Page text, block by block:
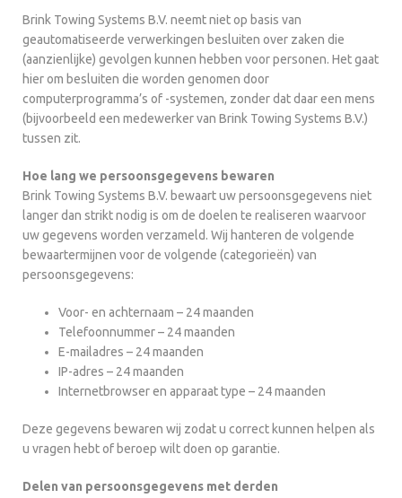
Brink Towing Systems B.V. neemt niet op basis van
geautomatiseerde verwerkingen besluiten over zaken die
(aanzienlijke) gevolgen kunnen hebben voor personen. Het gaat
hier om besluiten die worden genomen door
computerprogramma’s of -systemen, zonder dat daar een mens
(bijvoorbeeld een medewerker van Brink Towing Systems B.V.)
tussen zit.
Hoe lang we persoonsgegevens bewaren
Brink Towing Systems B.V. bewaart uw persoonsgegevens niet
langer dan strikt nodig is om de doelen te realiseren waarvoor
uw gegevens worden verzameld. Wij hanteren de volgende
bewaartermijnen voor de volgende (categorieën) van
persoonsgegevens:
Voor- en achternaam – 24 maanden
Telefoonnummer – 24 maanden
E-mailadres – 24 maanden
IP-adres – 24 maanden
Internetbrowser en apparaat type – 24 maanden
Deze gegevens bewaren wij zodat u correct kunnen helpen als
u vragen hebt of beroep wilt doen op garantie.
Delen van persoonsgegevens met derden